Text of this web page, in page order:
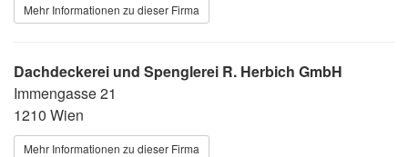
Mehr Informationen zu dieser Firma
Dachdeckerei und Spenglerei R. Herbich GmbH
Immengasse 21
1210 Wien
Mehr Informationen zu dieser Firma